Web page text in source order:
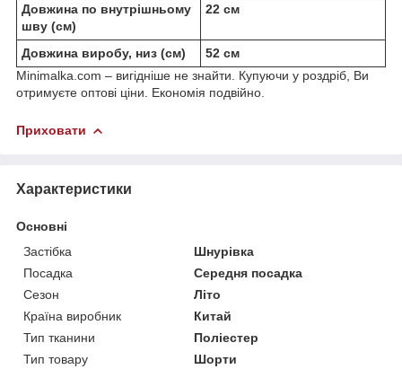
Довжина по внутрішньому
шву (см)
22 см
Довжина виробу, низ (см)
52 см
Minimalka.com – вигідніше не знайти. Купуючи у роздріб, Ви
отримуєте оптові ціни. Економія подвійно.
Приховати
Характеристики
Основні
Застібка
Шнурівка
Посадка
Середня посадка
Сезон
Літо
Країна виробник
Китай
Тип тканини
Поліестер
Тип товару
Шорти